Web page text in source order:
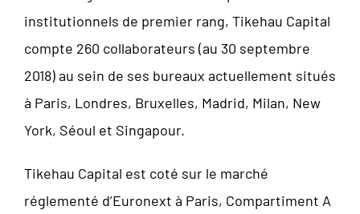
institutionnels de premier rang, Tikehau Capital
compte 260 collaborateurs (au 30 septembre
2018) au sein de ses bureaux actuellement situés
à Paris, Londres, Bruxelles, Madrid, Milan, New
York, Séoul et Singapour.
Tikehau Capital est coté sur le marché
réglementé d’Euronext à Paris, Compartiment A